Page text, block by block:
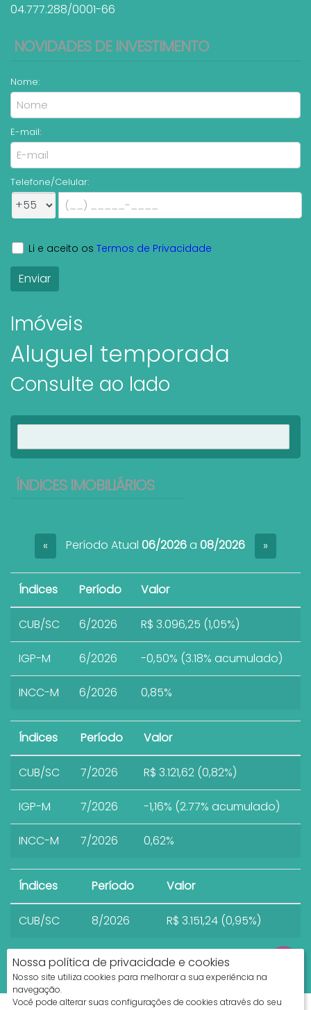
Nossa política de privacidade e cookies
Nosso site utiliza cookies para melhorar a sua experiência na
navegação.
Você pode alterar suas configurações de cookies através do seu
04.777.288/0001-66
NOVIDADES DE INVESTIMENTO
Nome:
E-mail:
Telefone/Celular:
Li e aceito os Termos de Privacidade
Imóveis
Aluguel temporada
Consulte ao lado
ÍNDICES IMOBILIÁRIOS
« Período Atual 06/2026a 08/2026 »
Índices Período Valor
CUB/SC 6/2026 R$ 3.096,25 (1,05%)
IGP-M 6/2026 -0,50% (3.18% acumulado)
INCC-M 6/2026 0,85%
Índices Período Valor
CUB/SC 7/2026 R$ 3.121,62 (0,82%)
IGP-M 7/2026 -1,16% (2.77% acumulado)
INCC-M 7/2026 0,62%
Índices Período Valor
CUB/SC 8/2026 R$ 3.151,24 (0,95%)